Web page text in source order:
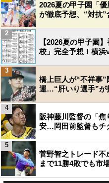
2026夏の甲子園「
が徹底予想、“対抗”
【2026夏の甲子園
校」完全予想！横
2
橋上巨人が“不祥事
運…“肝いり選手”が
3
阪神藤川監督の「
安…岡田前監督もチ
4
菅野智之トレード
まで11勝4敗でも市
5